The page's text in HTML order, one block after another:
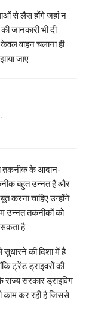
से लैस होंगे जहां न
जानकारी भी दी
वाहन चलाना ही
जाए
तकनीक के आदान-
बहुत उन्नत है और
चाहिए उन्होंने
उन्नत तकनीकों को
सकता है
की दिशा में है
ट्रेंड ड्राइवरों की
राज्य सरकार ड्राइविंग
काम कर रही है जिससे